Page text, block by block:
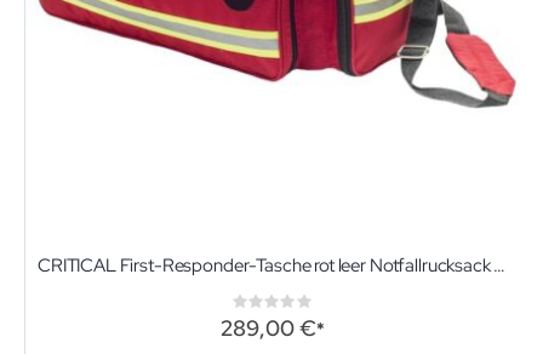
CRITICAL First-Responder-Tasche rot leer Notfallrucksack mit Modultaschen von Elite-Bags
Rating:
0%
289,00 €